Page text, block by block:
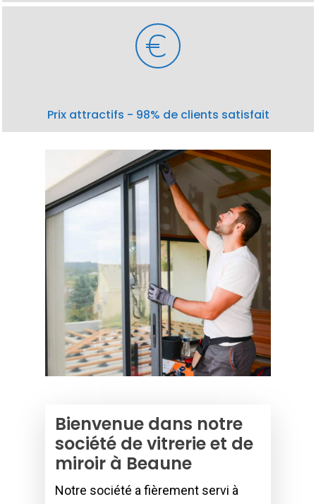
Prix attractifs - 98% de clients satisfait
Bienvenue dans notre
société de vitrerie et de
miroir à Beaune
Notre société a fièrement servi à